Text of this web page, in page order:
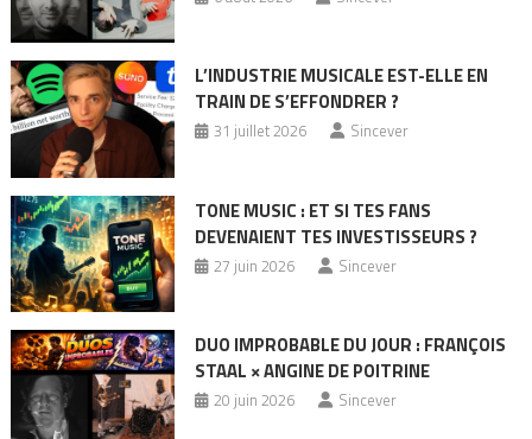
L’INDUSTRIE MUSICALE EST-ELLE EN
TRAIN DE S’EFFONDRER ?
31 juillet 2026 Sincever
TONE MUSIC : ET SI TES FANS
DEVENAIENT TES INVESTISSEURS ?
27 juin 2026 Sincever
DUO IMPROBABLE DU JOUR : FRANÇOIS
STAAL × ANGINE DE POITRINE
20 juin 2026 Sincever